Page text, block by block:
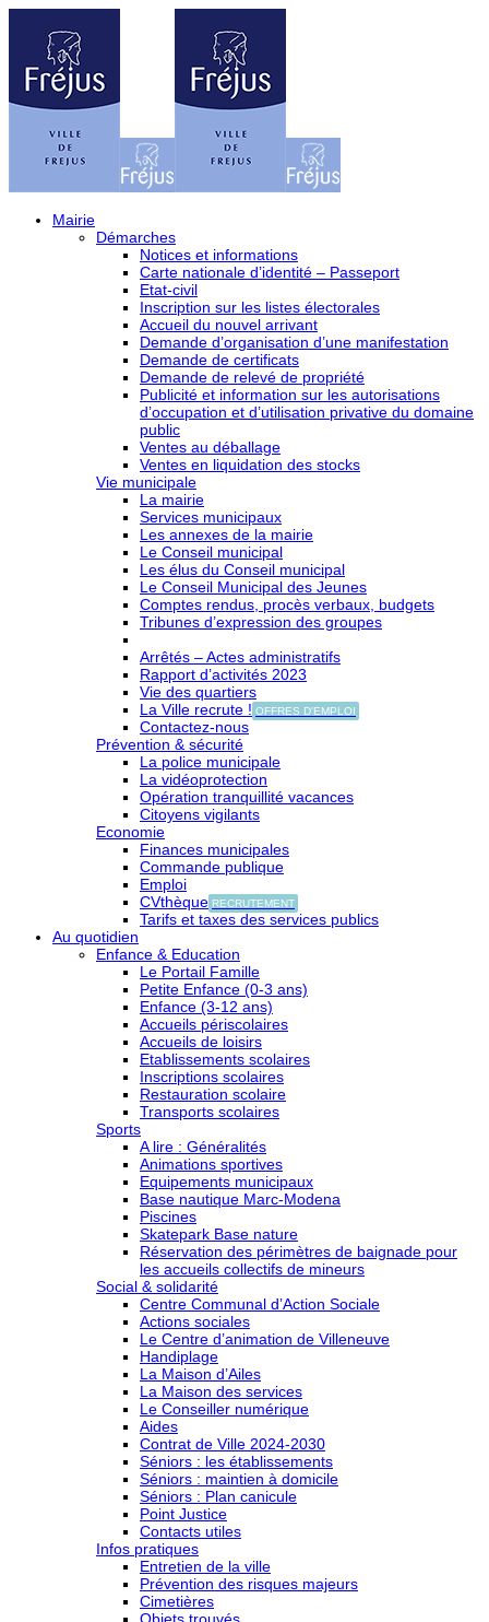
Mairie
Démarches
Notices et informations
Carte nationale d’identité – Passeport
Etat-civil
Inscription sur les listes électorales
Accueil du nouvel arrivant
Demande d’organisation d’une manifestation
Demande de certificats
Demande de relevé de propriété
Publicité et information sur les autorisations
d’occupation et d’utilisation privative du domaine
public
Ventes au déballage
Ventes en liquidation des stocks
Vie municipale
La mairie
Services municipaux
Les annexes de la mairie
Le Conseil municipal
Les élus du Conseil municipal
Le Conseil Municipal des Jeunes
Comptes rendus, procès verbaux, budgets
Tribunes d’expression des groupes
Arrêtés – Actes administratifs
Rapport d’activités 2023
Vie des quartiers
La Ville recrute ! OFFRES D'EMPLOI
Contactez-nous
Prévention & sécurité
La police municipale
La vidéoprotection
Opération tranquillité vacances
Citoyens vigilants
Economie
Finances municipales
Commande publique
Emploi
CVthèque RECRUTEMENT
Tarifs et taxes des services publics
Au quotidien
Enfance & Education
Le Portail Famille
Petite Enfance (0-3 ans)
Enfance (3-12 ans)
Accueils périscolaires
Accueils de loisirs
Etablissements scolaires
Inscriptions scolaires
Restauration scolaire
Transports scolaires
Sports
A lire : Généralités
Animations sportives
Equipements municipaux
Base nautique Marc-Modena
Piscines
Skatepark Base nature
Réservation des périmètres de baignade pour
les accueils collectifs de mineurs
Social & solidarité
Centre Communal d’Action Sociale
Actions sociales
Le Centre d’animation de Villeneuve
Handiplage
La Maison d’Ailes
La Maison des services
Le Conseiller numérique
Aides
Contrat de Ville 2024-2030
Séniors : les établissements
Séniors : maintien à domicile
Séniors : Plan canicule
Point Justice
Contacts utiles
Infos pratiques
Entretien de la ville
Prévention des risques majeurs
Cimetières